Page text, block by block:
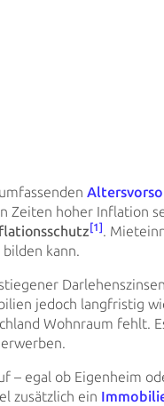
Zeiten hoher Inflation
[1] .
kann.
jedoch langfristig
Wohnraum fehlt.
erwerben.
– egal ob Eigenheim
zusätzlich ein